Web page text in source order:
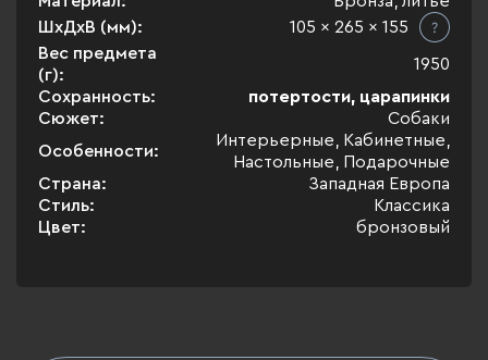
ШхДхВ (мм):
105 x 265 x 155
Вес предмета
(г):
1950
Сохранность:
потертости, царапинки
Сюжет:
Собаки
Особенности:
Интерьерные, Кабинетные,
Настольные, Подарочные
Страна:
Западная Европа
Стиль:
Классика
Цвет:
бронзовый